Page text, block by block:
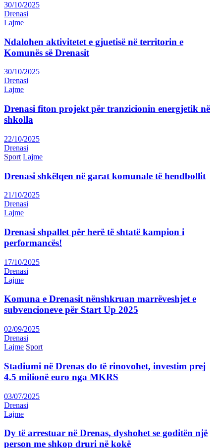
30/10/2025
Drenasi
Lajme
Ndalohen aktivitetet e gjuetisë në territorin e
Komunës së Drenasit
30/10/2025
Drenasi
Lajme
Drenasi fiton projekt për tranzicionin energjetik në
shkolla
22/10/2025
Drenasi
Sport Lajme
Drenasi shkëlqen në garat komunale të hendbollit
21/10/2025
Drenasi
Lajme
Drenasi shpallet për herë të shtatë kampion i
performancës!
17/10/2025
Drenasi
Lajme
Komuna e Drenasit nënshkruan marrëveshjet e
subvencioneve për Start Up 2025
02/09/2025
Drenasi
Lajme Sport
Stadiumi në Drenas do të rinovohet, investim prej
4.5 milionë euro nga MKRS
03/07/2025
Drenasi
Lajme
Dy të arrestuar në Drenas, dyshohet se goditën një
person me shkop druri në kokë